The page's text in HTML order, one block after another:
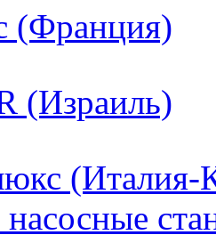
(Франция)
(Израиль)
(Италия-